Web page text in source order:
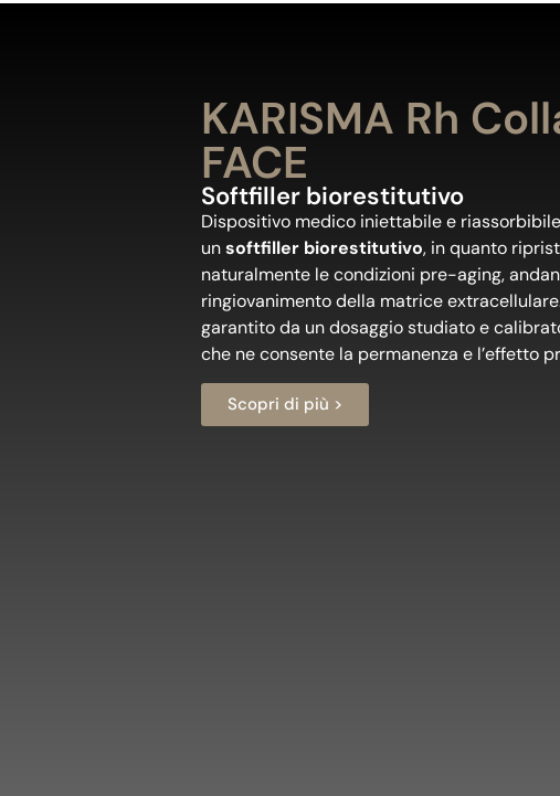
KARISMA Rh
FACE
Softfiller biorestitutivo
Dispositivo medico iniettabile e
unsoftfiller biorestitutivo, in quanto
naturalmente le condizioni pre-aging,
ringiovanimento della matrice
garantito da un dosaggio studiato e
che ne consente la permanenza e l’effetto
Scopri di più >